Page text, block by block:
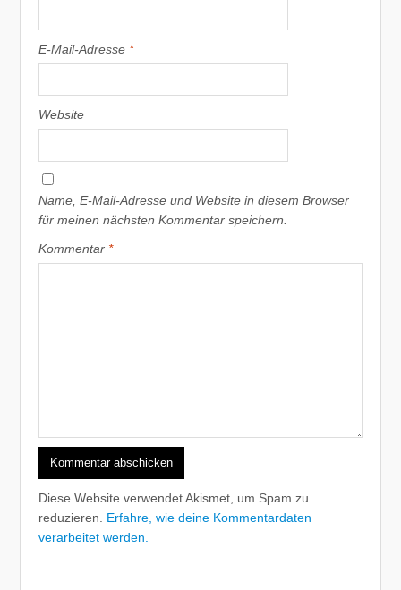
E-Mail-Adresse *
Website
Name, E-Mail-Adresse und Website in diesem Browser
für meinen nächsten Kommentar speichern.
Kommentar *
Diese Website verwendet Akismet, um Spam zu
reduzieren. Erfahre, wie deine Kommentardaten
verarbeitet werden.